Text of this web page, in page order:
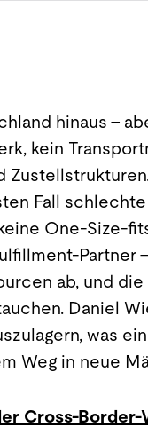
hinaus –
kein
Fall
One-Size-
Partner
ab, und
Daniel
was
Weg in neue
Cross-Border-